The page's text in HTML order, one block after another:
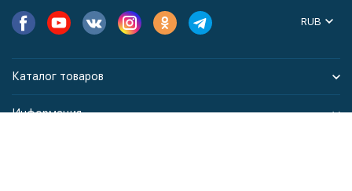
RUB
Каталог товаров
Информация